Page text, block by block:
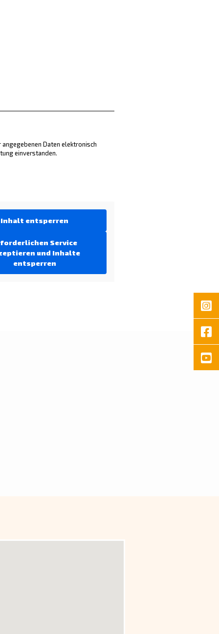
Daten elektronisch
einverstanden.
Inhalt entsperren
Service
und Inhalte
entsperren